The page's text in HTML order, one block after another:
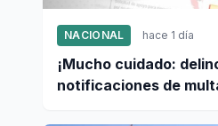
NACIONAL hace 1 día
¡Mucho cuidado:
notificaciones de